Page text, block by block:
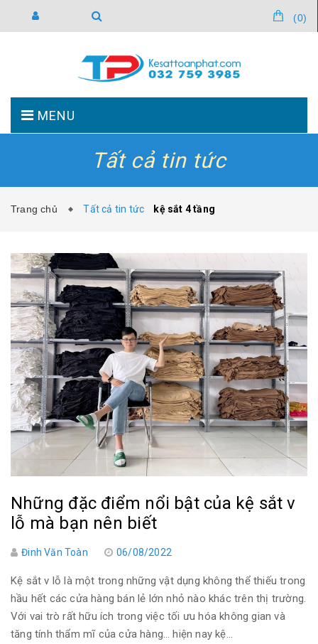
(0)
MENU
GIỚI THIỆU
SẢN PHẨM TIN TỨC
Tất cả tin tức
Trang chủ Tất cả tin tức kệ sắt 4 tầng
Những đặc điểm nổi bật của kệ sắt v
lỗ mà bạn nên biết
Đinh Văn Toàn 06/08/2022
Kệ sắt v lỗ là một trong những vật dụng không thể thiếu trong
hầu hết các cửa hàng bán lẻ lớn nhỏ nào khác trên thị trường.
Với vai trò rất hữu ích trong việc tối ưu hóa không gian và
tăng tính thẩm mĩ của cửa hàng… hiện nay kệ...